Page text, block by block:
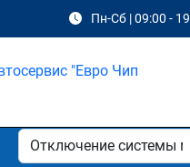
Пн-Сб | 09:00 -